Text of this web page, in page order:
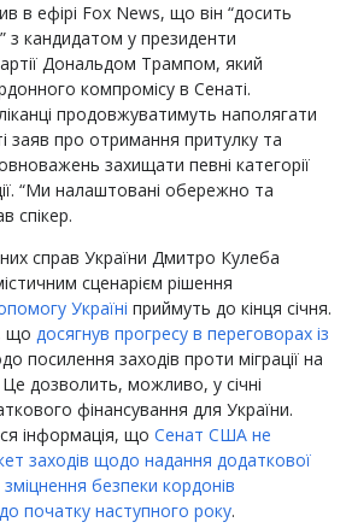
в ефірі Fox News, що він “досить
з кандидатом у президенти
Дональдом Трампом, який
компромісу в Сенаті.
продовжуватимуть наполягати
заяв про отримання притулку та
захищати певні категорії
“Ми налаштовані обережно та
спікер.
справ України Дмитро Кулеба
сценарієм рішення
Україні приймуть до кінця січня.
що досягнув прогресу в переговорах із
посилення заходів проти міграції на
дозволить, можливо, у січні
фінансування для України.
інформація, що Сенат США не
заходів щодо надання додаткової
безпеки кордонів
початку наступного року.